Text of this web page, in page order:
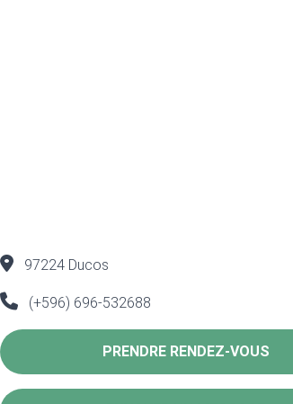
97224 Ducos
(+596) 696-532688
PRENDRE RENDEZ-VOUS